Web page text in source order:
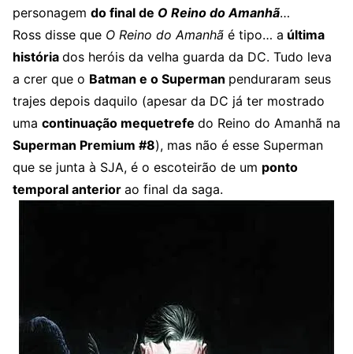
personagem do final de O Reino do Amanhã…
Ross disse que O Reino do Amanhã é tipo… a última
história dos heróis da velha guarda da DC. Tudo leva
a crer que o Batman e o Superman penduraram seus
trajes depois daquilo (apesar da DC já ter mostrado
uma continuação mequetrefe do Reino do Amanhã na
Superman Premium #8), mas não é esse Superman
que se junta à SJA, é o escoteirão de um ponto
temporal anterior ao final da saga.